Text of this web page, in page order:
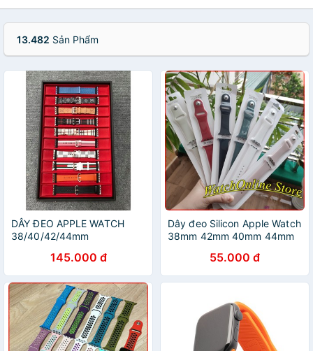
13.482 Sản Phẩm
DÂY ĐEO APPLE WATCH
38/40/42/44mm
145.000 đ
Dây đeo Silicon Apple Watch
38mm 42mm 40mm 44mm
55.000 đ